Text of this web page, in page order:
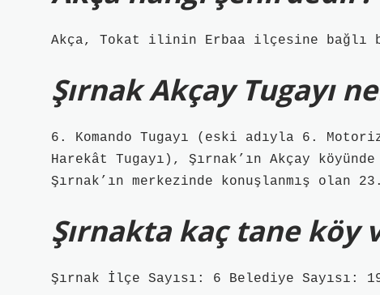
Akça, Tokat ilinin Erbaa ilçesine bağlı
Şırnak Akçay Tugayı
6. Komando Tugayı (eski adıyla 6.
Harekât Tugayı), Şırnak’ın Akçay
Şırnak’ın merkezinde konuşlanmış olan
Şırnakta kaç tane köy
Şırnak İlçe Sayısı: 6 Belediye Sayısı: